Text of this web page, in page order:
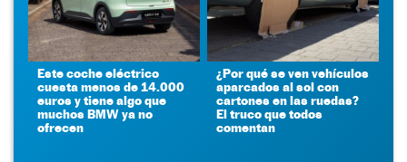
Este coche eléctrico
cuesta menos de 14.000
euros y tiene algo que
muchos BMW ya no
ofrecen
¿Por qué se ven vehículos
aparcados al sol con
cartones en las ruedas?
El truco que todos
comentan